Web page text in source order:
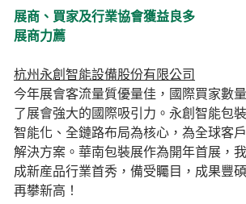
展商、買家及行業協會獲益良多
展商力薦
杭州永創智能設備股份有限公司
今年展會客流量質優量佳，國際買家數
了展會強大的國際吸引力。永創智能包
智能化、全鏈路布局為核心，為全球客
解決方案。華南包裝展作為開年首展，
成新産品行業首秀，備受矚目，成果豐
再攀新高！